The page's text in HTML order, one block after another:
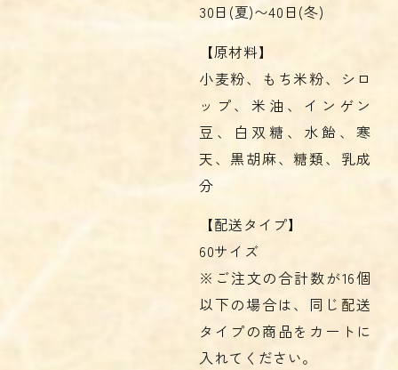
30日(夏)〜40日(冬)
【原材料】
小麦粉、もち米粉、シロ
ップ、米油、インゲン
豆、白双糖、水飴、寒
天、黒胡麻、糖類、乳成
分
【配送タイプ】
60サイズ
※ご注文の合計数が16個
以下の場合は、同じ配送
タイプの商品をカートに
入れてください。